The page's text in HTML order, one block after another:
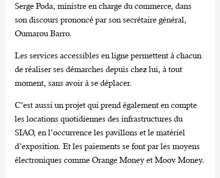
Serge Poda, ministre en charge du commerce, dans
son discours prononcé par son secrétaire général,
Oumarou Barro.
Les services accessibles en ligne permettent à chacun
de réaliser ses démarches depuis chez lui, à tout
moment, sans avoir à se déplacer.
C’est aussi un projet qui prend également en compte
les locations quotidiennes des infrastructures du
SIAO, en l’occurrence les pavillons et le matériel
d’exposition. Et les paiements se font par les moyens
électroniques comme Orange Money et Moov Money.